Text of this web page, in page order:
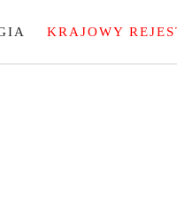
KRAJOWY